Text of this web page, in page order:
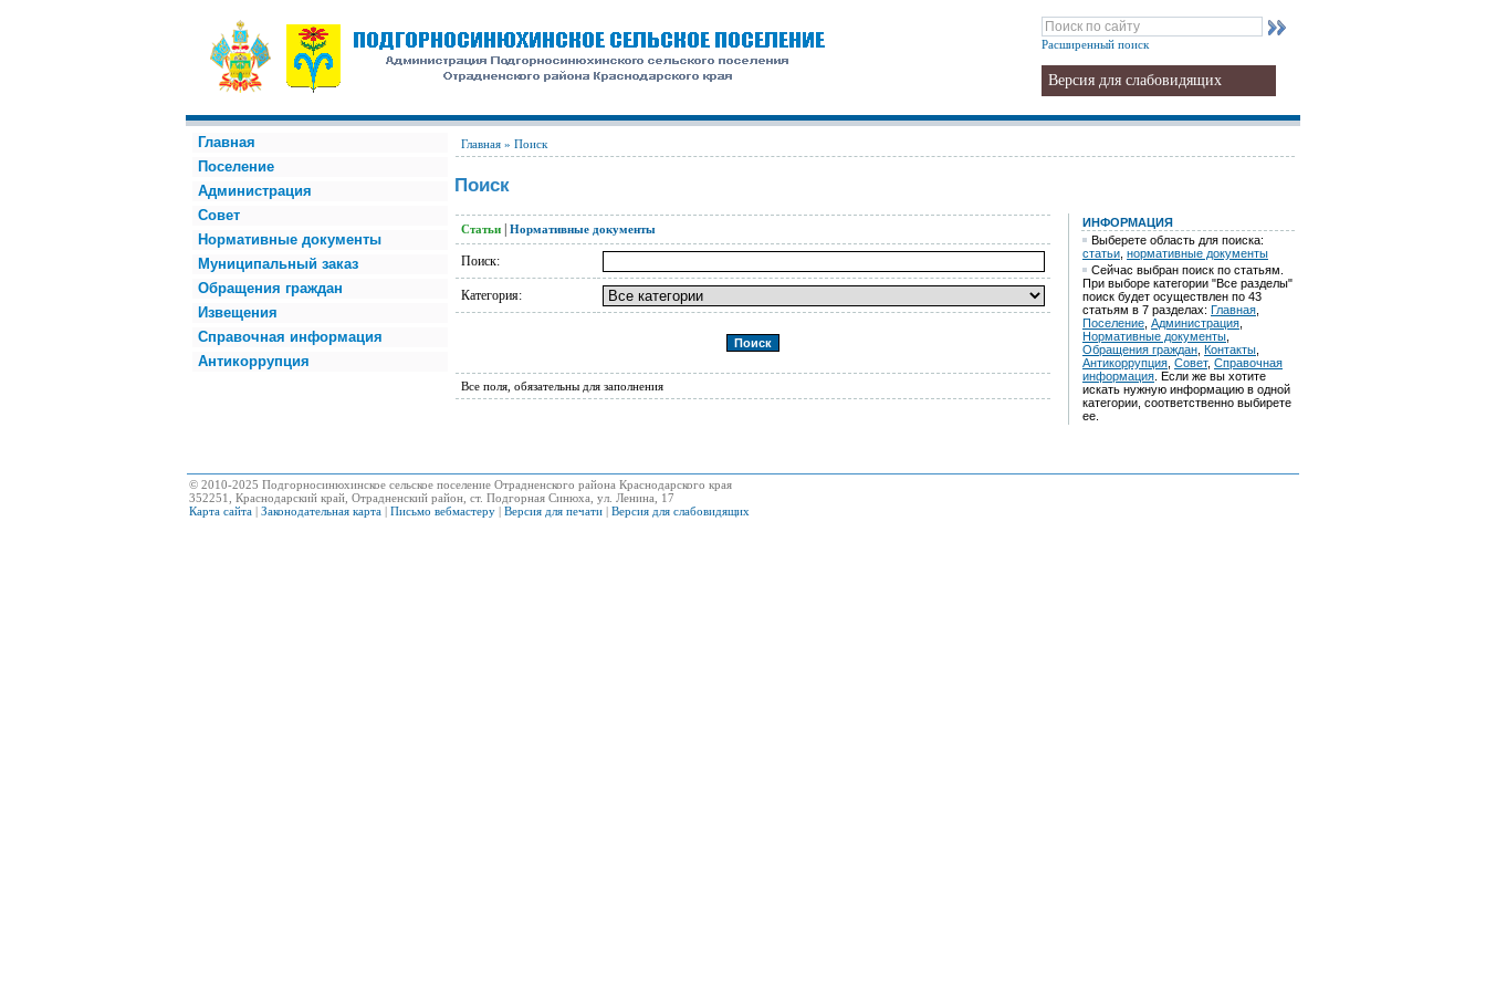
Расширенный поиск
Версия для слабовидящих
Главная
Поселение
Администрация
Совет
Нормативные документы
Муниципальный заказ
Обращения граждан
Извещения
Справочная информация
Антикоррупция
Главная » Поиск
Поиск
Статьи Нормативные документы
Поиск:
Категория:
Все поля, обязательны для заполнения
ИНФОРМАЦИЯ
Выберете область для поиска:
статьи нормативные документы
Сейчас выбран поиск по статьям.
При выборе категории "Все разделы"
поиск будет осуществлен по 43
статьям в 7 разделах: Главная
Поселение Администрация
Нормативные документы
Обращения граждан Контакты
Антикоррупция Совет, Справочная
информация . Если же вы хотите
искать нужную информацию в одной
категории, соответственно выбирете
ее.
© 2010-2025 Подгорносинюхинское сельское поселение Отрадненского района Краснодарского края
352251, Краснодарский край, Отрадненский район, ст. Подгорная Синюха, ул. Ленина, 17
Карта сайта | Законодательная карта | Письмо вебмастеру | Версия для печати | Версия для слабовидящих